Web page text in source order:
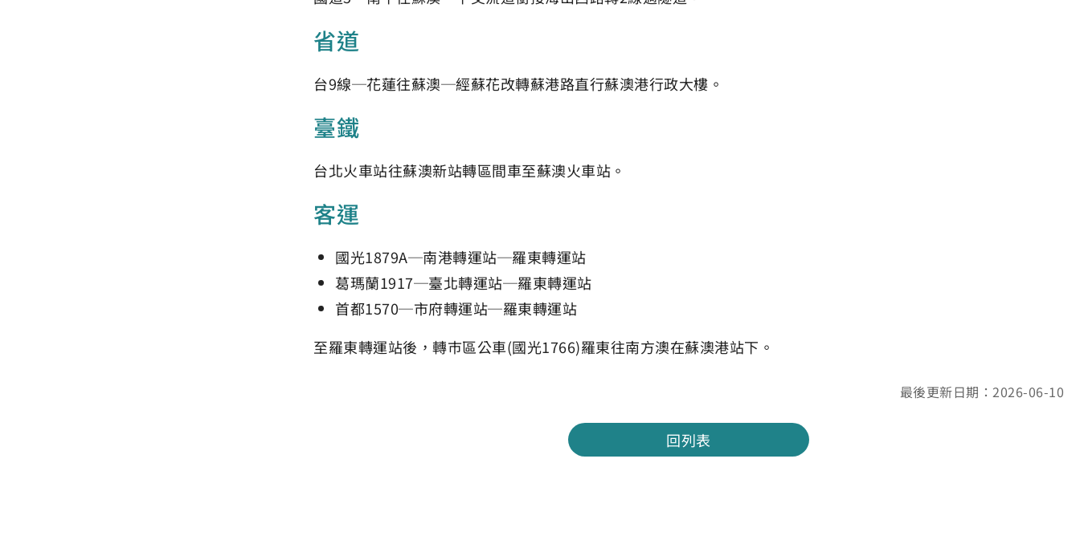
省道
台9線─花蓮往蘇澳─經蘇花改轉蘇港路直行蘇澳港行政大樓。
臺鐵
台北火車站往蘇澳新站轉區間車至蘇澳火車站。
客運
國光1879A─南港轉運站─羅東轉運站
葛瑪蘭1917─臺北轉運站─羅東轉運站
首都1570─市府轉運站─羅東轉運站
至羅東轉運站後，轉巿區公車(國光1766)羅東往南方澳在蘇澳港站下。
最後更新日期：2026-06-10
回列表